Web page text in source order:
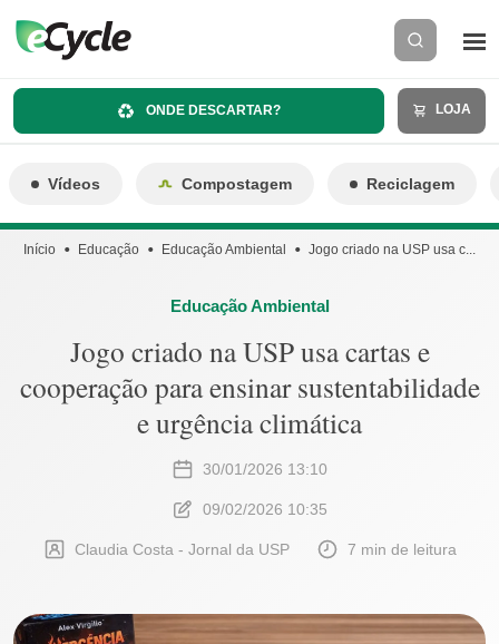
ONDE DESCARTAR? LOJA
Vídeos Compostagem Reciclagem
Início Educação Educação Ambiental Jogo criado na USP usa c...
Educação Ambiental
Jogo criado na USP usa cartas e
cooperação para ensinar sustentabilidade
e urgência climática
30/01/2026 13:10
09/02/2026 10:35
Claudia Costa - Jornal da USP 7 min de leitura